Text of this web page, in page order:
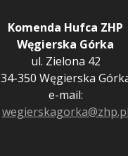
Komenda Hufca ZHP
Węgierska Górka
ul. Zielona 42
34-350 Węgierska
e-mail:
wegierskagorka@zhp.pl